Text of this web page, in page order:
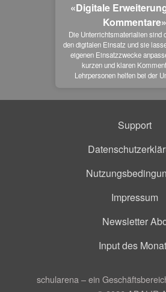
«Digitale
Kommentare»
Die Unterrichtsmaterialien sind
den digitalen Einsatz und sie
eigenen Einsatzzwecke
kurzen und klaren
Lehrpersonen helfen bei der
Support
Impressum
Newsletter
Input des
schularena – ein